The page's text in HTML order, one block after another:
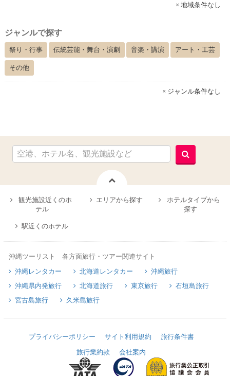
× 地域条件なし
ジャンルで探す
祭り・行事 伝統芸能・舞台・演劇 音楽・講演 アート・工芸
その他
× ジャンル条件なし
観光施設近くのホ
テル
エリアから探す
ホテルタイプから
探す
駅近くのホテル
沖縄ツーリスト 各方面旅行・ツアー関連サイト
沖縄レンタカー
北海道レンタカー
沖縄旅行
沖縄県内発旅行
北海道旅行 東京旅行
石垣島旅行
宮古島旅行
久米島旅行
プライバシーポリシー サイト利用規約
旅行条件書
旅行業約款
会社案内